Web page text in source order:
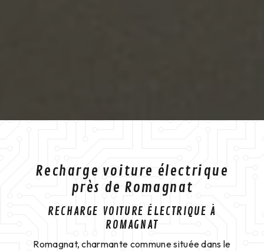
Recharge voiture électrique
près de Romagnat
RECHARGE VOITURE ÉLECTRIQUE À
ROMAGNAT
Romagnat, charmante commune située dans le